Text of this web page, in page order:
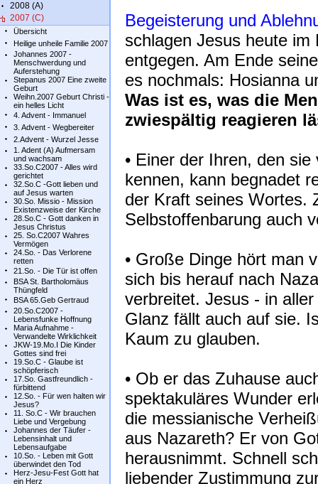
2008 (A)
2007 (C)
Übersicht
Heilige unheile Familie 2007
Johannes 2007 -
Menschwerdung und
Auferstehung
Stepanus 2007 Eine zweite
Geburt
Weihn.2007 Geburt Christi -
ein helles Licht
4. Advent - Immanuel
3. Advent - Wegbereiter
2.Advent - Wurzel Jesse
1. Adent (A) Aufmersam
und wachsam
33.So.C2007 - Alles wird
gerichtet
32.So.C -Gott lieben und
auf Jesus warten
30.So. Missio - Mission
Existenzweise der Kirche
28.So.C - Gott danken in
Jesus Christus
25. So.C2007 Wahres
Vermögen
24.So. - Das Verlorene
retten
21.So. - Die Tür ist offen
BSA St. Bartholomäus
Thüngfeld
BSA 65.Geb Gertraud
20.So.C2007 -
Lebensfunke Hoffnung
Maria Aufnahme -
Verwandelte Wirklichkeit
JKW-19.Mo.I Die Kinder
Gottes sind frei
19.So.C - Glaube ist
schöpferisch
17.So. Gastfreundlich -
fürbittend
12.So. - Für wen halten wir
Jesus?
11. So.C - Wir brauchen
Liebe und Vergebung
Johannes der Täufer -
Lebensinhalt und
Lebensaufgabe
10.So. - Leben mit Gott
überwindet den Tod
Herz-Jesu-Fest Gott hat
ein Herz
Begeisterung und
schlagen Jesus heute im
entgegen. Am Ende
es nochmals: Hosianna
Was ist es, was die
zwiespältig reagieren
• Einer der Ihren, den
kennen, kann begnadet
der Kraft seines Wortes.
Selbstoffenbarung auch
• Große Dinge hört man
sich bis herauf nach
verbreitet. Jesus - in
Glanz fällt auch auf sie.
Kaum zu glauben.
• Ob er das Zuhause
spektakuläres Wunder
die messianische
aus Nazareth? Er von
herausnimmt. Schnell
liebender Zustimmung